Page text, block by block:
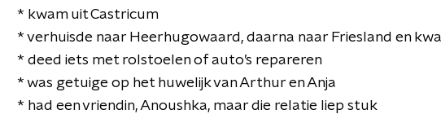
* kwam uit Castricum
* verhuisde naar Heerhugowaard, daarna naar Friesland en
* deed iets met rolstoelen of auto’s repareren
* was getuige op het huwelijk van Arthur en Anja
* had een vriendin, Anoushka, maar die relatie liep stuk